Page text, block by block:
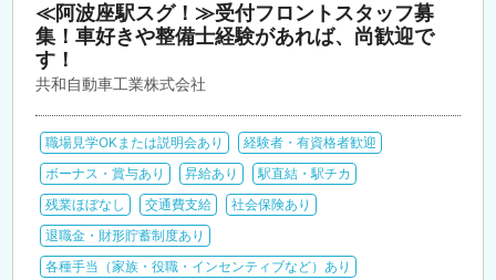
≪阿波座駅スグ！≫受付フロントスタッフ募
集！車好きや整備士経験があれば、尚歓迎で
す！
共和自動車工業株式会社
職場見学OKまたは説明会あり
経験者・有資格者歓迎
ボーナス・賞与あり
昇給あり
駅直結・駅チカ
残業ほぼなし
交通費支給
社会保険あり
退職金・財形貯蓄制度あり
各種手当（家族・役職・インセンティブなど）あり